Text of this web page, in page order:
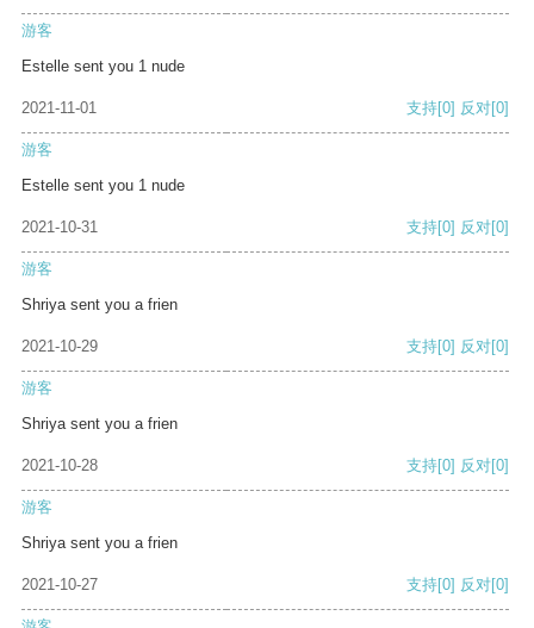
游客
Estelle sent you 1 nude
2021-11-01 支持[0] 反对[0]
游客
Estelle sent you 1 nude
2021-10-31 支持[0] 反对[0]
游客
Shriya sent you a frien
2021-10-29 支持[0] 反对[0]
游客
Shriya sent you a frien
2021-10-28 支持[0] 反对[0]
游客
Shriya sent you a frien
2021-10-27 支持[0] 反对[0]